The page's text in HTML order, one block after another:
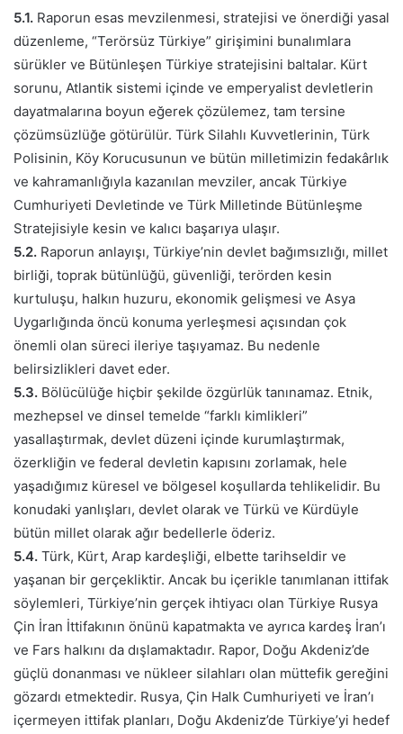
5.1. Raporun esas mevzilenmesi, stratejisi ve önerdiği yasal
düzenleme, “Terörsüz Türkiye” girişimini bunalımlara
sürükler ve Bütünleşen Türkiye stratejisini baltalar. Kürt
sorunu, Atlantik sistemi içinde ve emperyalist devletlerin
dayatmalarına boyun eğerek çözülemez, tam tersine
çözümsüzlüğe götürülür. Türk Silahlı Kuvvetlerinin, Türk
Polisinin, Köy Korucusunun ve bütün milletimizin fedakârlık
ve kahramanlığıyla kazanılan mevziler, ancak Türkiye
Cumhuriyeti Devletinde ve Türk Milletinde Bütünleşme
Stratejisiyle kesin ve kalıcı başarıya ulaşır.
5.2. Raporun anlayışı, Türkiye’nin devlet bağımsızlığı, millet
birliği, toprak bütünlüğü, güvenliği, terörden kesin
kurtuluşu, halkın huzuru, ekonomik gelişmesi ve Asya
Uygarlığında öncü konuma yerleşmesi açısından çok
önemli olan süreci ileriye taşıyamaz. Bu nedenle
belirsizlikleri davet eder.
5.3. Bölücülüğe hiçbir şekilde özgürlük tanınamaz. Etnik,
mezhepsel ve dinsel temelde “farklı kimlikleri”
yasallaştırmak, devlet düzeni içinde kurumlaştırmak,
özerkliğin ve federal devletin kapısını zorlamak, hele
yaşadığımız küresel ve bölgesel koşullarda tehlikelidir. Bu
konudaki yanlışları, devlet olarak ve Türkü ve Kürdüyle
bütün millet olarak ağır bedellerle öderiz.
5.4. Türk, Kürt, Arap kardeşliği, elbette tarihseldir ve
yaşanan bir gerçekliktir. Ancak bu içerikle tanımlanan ittifak
söylemleri, Türkiye’nin gerçek ihtiyacı olan Türkiye Rusya
Çin İran İttifakının önünü kapatmakta ve ayrıca kardeş İran’ı
ve Fars halkını da dışlamaktadır. Rapor, Doğu Akdeniz’de
güçlü donanması ve nükleer silahları olan müttefik gereğini
gözardı etmektedir. Rusya, Çin Halk Cumhuriyeti ve İran’ı
içermeyen ittifak planları, Doğu Akdeniz’de Türkiye’yi hedef